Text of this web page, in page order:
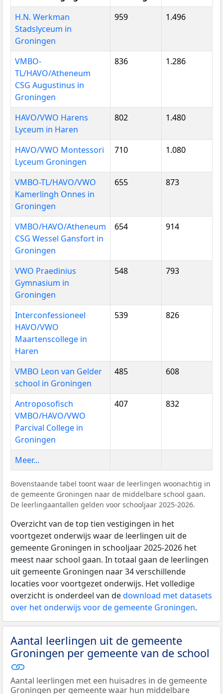
H.N. Werkman
Stadslyceum in
Groningen
959 1.496
VMBO-
TL/HAVO/Atheneum
CSG Augustinus in
Groningen
836 1.286
HAVO/VWO Harens
Lyceum in Haren
802 1.480
HAVO/VWO Montessori
Lyceum Groningen
710 1.080
VMBO-TL/HAVO/VWO
Kamerlingh Onnes in
Groningen
655 873
VMBO/HAVO/Atheneum
CSG Wessel Gansfort in
Groningen
654 914
VWO Praedinius
Gymnasium in
Groningen
548 793
Interconfessioneel
HAVO/VWO
Maartenscollege in
Haren
539 826
VMBO Leon van Gelder
school in Groningen
485 608
Antroposofisch
VMBO/HAVO/VWO
Parcival College in
Groningen
407 832
Meer...
Bovenstaande tabel toont waar de leerlingen woonachtig in
de gemeente Groningen naar de middelbare school gaan.
De leerlingaantallen gelden voor schooljaar 2025-2026.
Overzicht van de top tien vestigingen in het
voortgezet onderwijs waar de leerlingen uit de
gemeente Groningen in schooljaar 2025-2026 het
meest naar school gaan. In totaal gaan de leerlingen
uit gemeente Groningen naar 34 verschillende
locaties voor voortgezet onderwijs. Het volledige
overzicht is onderdeel van dedownload met datasets
over het onderwijs voor de gemeente Groningen.
Aantal leerlingen uit de gemeente
Groningen per gemeente van de school
Aantal leerlingen met een huisadres in de gemeente
Groningen per gemeente waar hun middelbare